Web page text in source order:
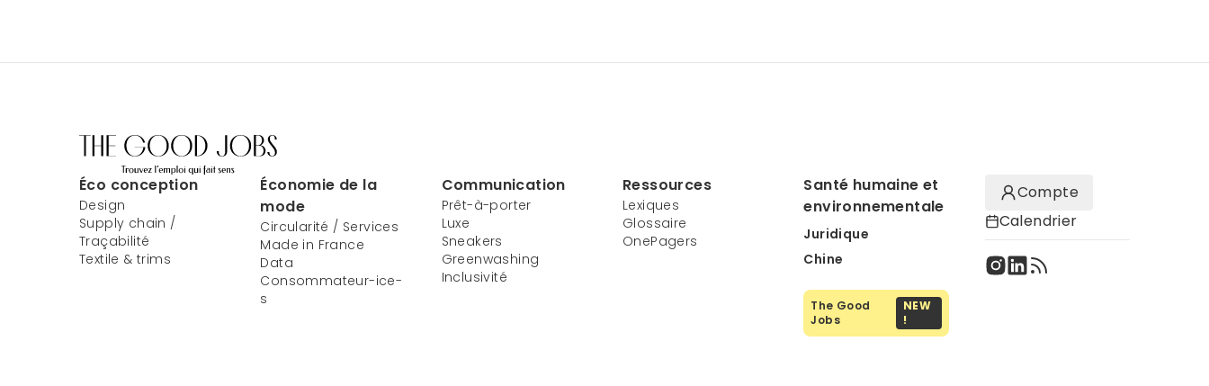
Éco conception
Design
Supply chain /
Traçabilité
Textile & trims
Économie de la
mode
Circularité / Services
Made in France
Data
Consommateur-ice-
s
Communication
Prêt-à-porter
Luxe
Sneakers
Greenwashing
Inclusivité
Ressources
Lexiques
Glossaire
OnePagers
Santé humaine et
environnementale
Juridique
Chine
The Good
Jobs
NEW
!
Compte
Calendrier